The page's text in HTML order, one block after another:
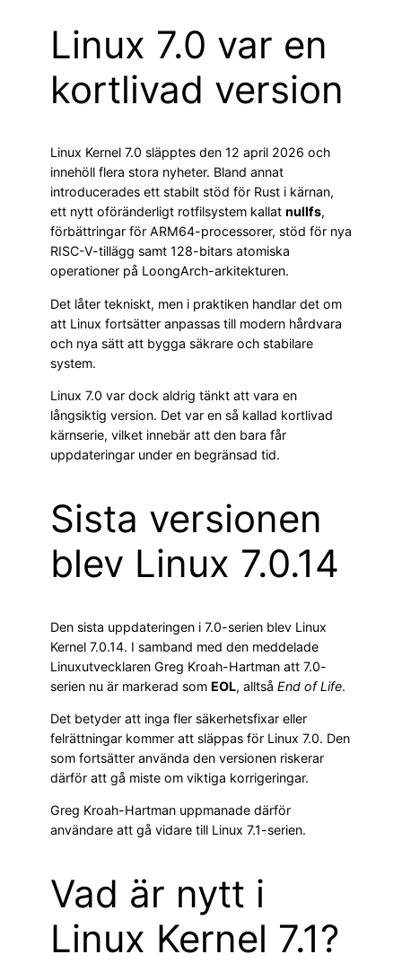
Linux 7.0 var en
kortlivad version
Linux Kernel 7.0 släpptes den 12 april 2026 och
innehöll flera stora nyheter. Bland annat
introducerades ett stabilt stöd för Rust i kärnan,
ett nytt oföränderligt rotfilsystem kallat nullfs,
förbättringar för ARM64-processorer, stöd för nya
RISC-V-tillägg samt 128-bitars atomiska
operationer på LoongArch-arkitekturen.
Det låter tekniskt, men i praktiken handlar det om
att Linux fortsätter anpassas till modern hårdvara
och nya sätt att bygga säkrare och stabilare
system.
Linux 7.0 var dock aldrig tänkt att vara en
långsiktig version. Det var en så kallad kortlivad
kärnserie, vilket innebär att den bara får
uppdateringar under en begränsad tid.
Sista versionen
blev Linux 7.0.14
Den sista uppdateringen i 7.0-serien blev Linux
Kernel 7.0.14. I samband med den meddelade
Linuxutvecklaren Greg Kroah-Hartman att 7.0-
serien nu är markerad som EOL, alltså End of Life.
Det betyder att inga fler säkerhetsfixar eller
felrättningar kommer att släppas för Linux 7.0. Den
som fortsätter använda den versionen riskerar
därför att gå miste om viktiga korrigeringar.
Greg Kroah-Hartman uppmanade därför
användare att gå vidare till Linux 7.1-serien.
Vad är nytt i
Linux Kernel 7.1?